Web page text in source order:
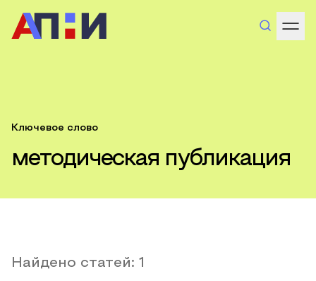
Ключевое слово
методическая публикация
Найдено статей: 1